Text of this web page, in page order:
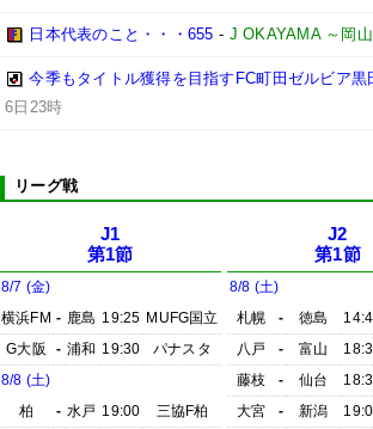
日本代表のこと・・・655 - J OKAYAMA ～岡
今季もタイトル獲得を目指すFC町田ゼルビア
6日23時
リーグ戦
J1
第1節
8/7 (金)
横浜FM - 鹿島 19:25 MUFG国立
G大阪
- 浦和 19:30
パナスタ
8/8 (土)
柏
- 水戸 19:00
三協F柏
J2
第1節
8/8 (土)
札幌
- 徳島
八戸
- 富山
藤枝
- 仙台
大宮
- 新潟